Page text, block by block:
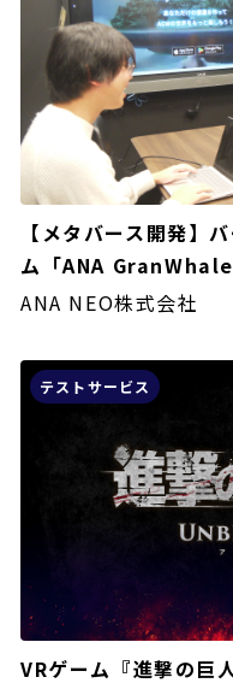
【メタバース開発】
ム「ANA
ANA NEO株式会社
テストサービス
VRゲーム『進撃の